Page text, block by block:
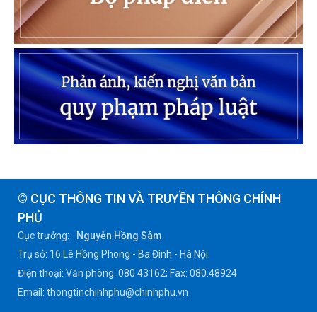
© CỤC THÔNG TIN VÀ TRUYỀN THÔNG CHÍNH
PHỦ
Cục trưởng:
Nguyễn Hồng Sâm
Trụ sở: 16 Lê Hồng Phong - Ba Đình - Hà Nội.
Điện thoại: Văn phòng: 080 43162; Fax: 080.48924
Email: thongtinchinhphu@chinhphu.vn